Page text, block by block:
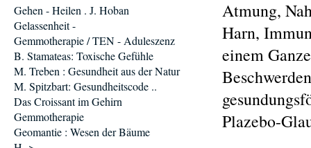
Atmung,
Harn,
einem
Plazebo-
Gehen - Heilen . J. Hoban
Gelassenheit -
Gemmotherapie / TEN - Aduleszenz
B. Stamateas: Toxische Gefühle
M. Treben : Gesundheit aus der Natur
M. Spitzbart: Gesundheitscode ..
Das Croissant im Gehirn
Gemmotherapie
Geomantie : Wesen der Bäume